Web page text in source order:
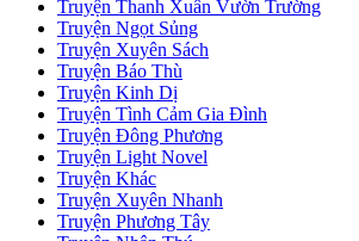
Truyện Thanh Xuân Vườn Trường
Truyện Ngọt Sủng
Truyện Xuyên Sách
Truyện Báo Thù
Truyện Kinh Dị
Truyện Tình Cảm Gia Đình
Truyện Đông Phương
Truyện Light Novel
Truyện Khác
Truyện Xuyên Nhanh
Truyện Phương Tây